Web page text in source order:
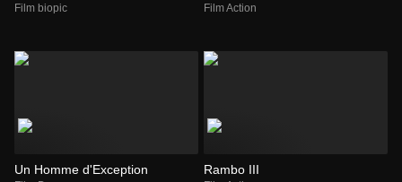
Film biopic Film Action
Un Homme d'Exception Rambo III